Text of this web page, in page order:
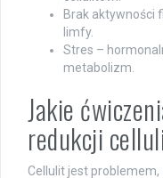
Brak aktywności
limfy.
Stres –
metabolizm.
Jakie
redukcji
Cellulit jest